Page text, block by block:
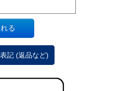
記 (返品など)